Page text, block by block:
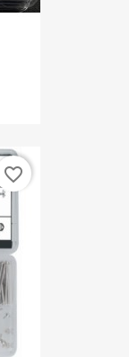
favorite_border